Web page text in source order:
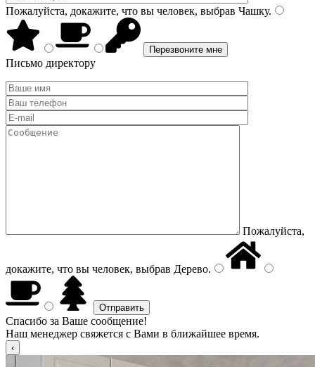
Пожалуйста, докажите, что вы человек, выбрав Чашку.
Письмо директору
Пожалуйста,
докажите, что вы человек, выбрав Дерево.
Спасибо за Ваше сообщение!
Наш менеджер свяжется с Вами в ближайшее время.